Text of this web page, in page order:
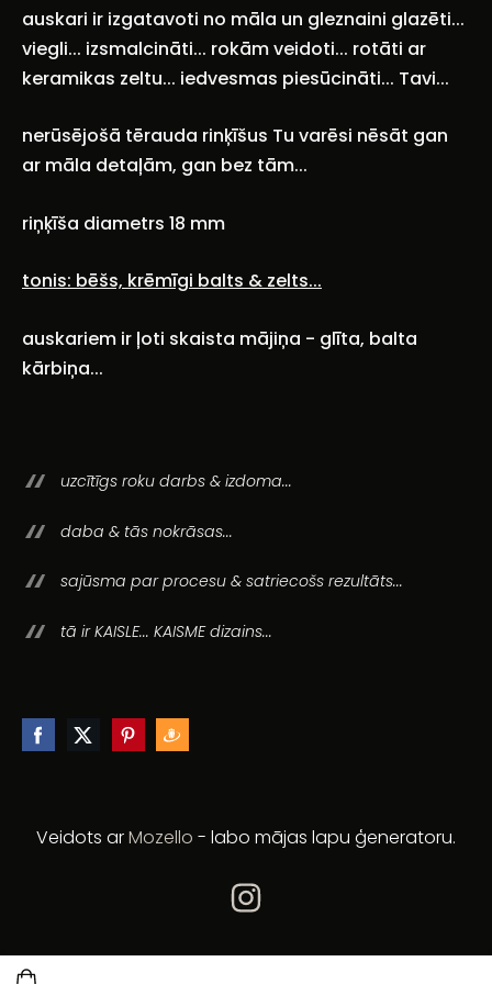
auskari ir izgatavoti no māla un gleznaini glazēti...
viegli... izsmalcināti... rokām veidoti... rotāti ar
keramikas zeltu... iedvesmas piesūcināti... Tavi...
nerūsējošā tērauda rinķīšus Tu varēsi nēsāt gan
ar māla detaļām, gan bez tām...
riņķīša diametrs 18 mm
tonis: bēšs, krēmīgi balts & zelts...
auskariem ir ļoti skaista mājiņa - glīta, balta
kārbiņa...
uzcītīgs roku darbs & izdoma...
daba & tās nokrāsas...
sajūsma par procesu & satriecošs rezultāts...
tā ir KAISLE... KAISME dizains...
Veidots arMozello - labo mājas lapu ģeneratoru.